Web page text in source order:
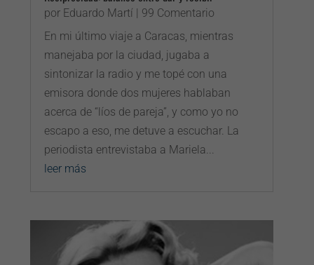
por Eduardo Martí | 99 Comentario
En mi último viaje a Caracas, mientras
manejaba por la ciudad, jugaba a
sintonizar la radio y me topé con una
emisora donde dos mujeres hablaban
acerca de “líos de pareja”, y como yo no
escapo a eso, me detuve a escuchar. La
periodista entrevistaba a Mariela...
leer más